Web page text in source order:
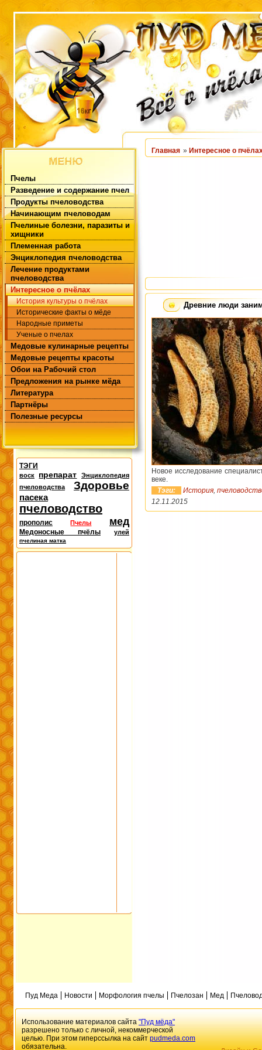
Пчелы
Разведение и содержание пчел
Продукты пчеловодства
Начинающим пчеловодам
Пчелиные болезни, паразиты и
хищники
Племенная работа
Энциклопедия пчеловодства
Лечение продуктами
пчеловодства
Интересное о пчёлах
История культуры о пчёлах
Исторические факты о мёде
Народные приметы
Ученые о пчелах
Медовые кулинарные рецепты
Медовые рецепты красоты
Обои на Рабочий стол
Предложения на рынке мёда
Литература
Партнёры
Полезные ресурсы
ТЭГИ
воск препарат
Энциклопедия
пчеловодства
Здоровье
пасека
пчеловодство
прополис Пчелы мед
Медоносные пчёлы улей
пчелиная матка
Главная » Интересное о
Древние люди
Новое исследование
веке.
Тэги:
История,
12.11.2015
Пуд Меда Новости Морфология пчелы Пчелозан Мед
Использование материалов сайта"Пуд мёда"
разрешено только с личной, некоммерческой
целью. При этом гиперссылка на сайтpudmeda.com
обязательна.